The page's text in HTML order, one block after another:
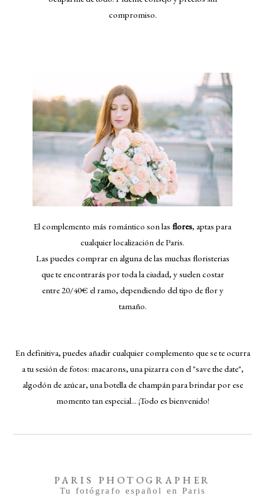
compromiso.
El complemento más romántico son las flores, aptas para
cualquier localización de Paris.
Las puedes comprar en alguna de las muchas floristerias
que te encontrarás por toda la ciudad, y suelen costar
entre 20/40€ el ramo, dependiendo del tipo de flor y
tamaño.
En definitiva, puedes añadir cualquier complemento que se te ocurra
a tu sesión de fotos: macarons, una pizarra con el "save the date",
algodón de azúcar, una botella de champán para brindar por ese
momento tan especial... ¡Todo es bienvenido!
Tu fotógrafo español en Paris
PARIS PHOTOGRAPHER